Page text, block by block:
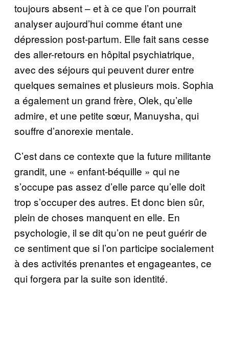
toujours absent – et à ce que l’on pourrait
analyser aujourd’hui comme étant une
dépression post-partum. Elle fait sans cesse
des aller-retours en hôpital psychiatrique,
avec des séjours qui peuvent durer entre
quelques semaines et plusieurs mois. Sophia
a également un grand frère, Olek, qu’elle
admire, et une petite sœur, Manuysha, qui
souffre d’anorexie mentale.
C’est dans ce contexte que la future militante
grandit, une « enfant-béquille » qui ne
s’occupe pas assez d’elle parce qu’elle doit
trop s’occuper des autres. Et donc bien sûr,
plein de choses manquent en elle. En
psychologie, il se dit qu’on ne peut guérir de
ce sentiment que si l’on participe socialement
à des activités prenantes et engageantes, ce
qui forgera par la suite son identité.